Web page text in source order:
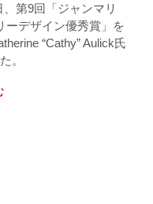
第9回「ジャンマリ
ーデザイン優秀賞」を
“Cathy” Aulick氏
。